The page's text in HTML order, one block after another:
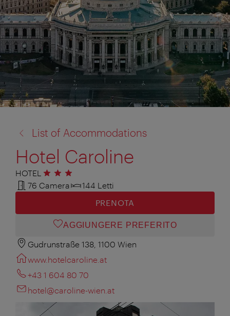
a:
List of Accommodations
Hotel Caroline
HOTEL 3 stelle
76 Camera
144 Letti
PRENOTA
AGGIUNGERE PREFERITO
Gudrunstraße 138, 1100 Wien
www.hotelcaroline.at
+43 1 604 80 70
hotel@caroline-wien.at